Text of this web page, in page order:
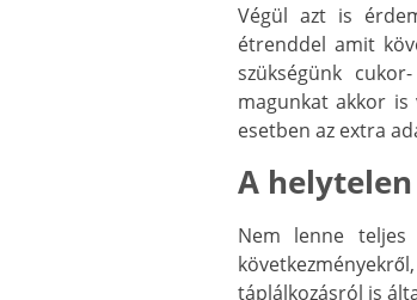
Végül azt is
étrenddel amit
szükségünk
magunkat akkor is
esetben az extra
A
Nem lenne
táplálkozásról is